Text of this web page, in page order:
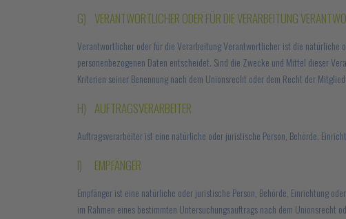
G) VERANTWORTLICHER ODER FÜR DIE VERARBEITUNG
Verantwortlicher oder für die Verarbeitung Verantwortlicher ist die natürliche
personenbezogenen Daten entscheidet. Sind die Zwecke und Mittel dieser
Kriterien seiner Benennung nach dem Unionsrecht oder dem Recht der
H) AUFTRAGSVERARBEITER
Auftragsverarbeiter ist eine natürliche oder juristische Person, Behörde,
I) EMPFÄNGER
Empfänger ist eine natürliche oder juristische Person, Behörde, Einrichtung
im Rahmen eines bestimmten Untersuchungsauftrags nach dem Unionsrecht